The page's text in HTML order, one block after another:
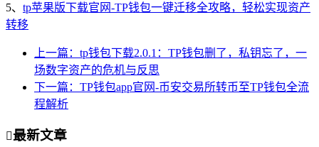
5、 tp苹果版下载官网-TP钱包一键迁移全攻略，轻松实现资产
转移
上一篇：tp钱包下载2.0.1：TP钱包删了，私钥忘了，一
场数字资产的危机与反思
下一篇：TP钱包app官网-币安交易所转币至TP钱包全流
程解析
最新文章